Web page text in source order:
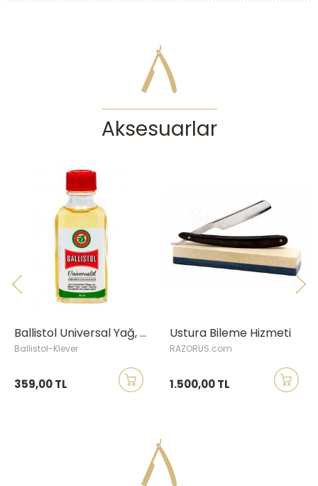
uğraştığı bir konuya girdik ve ustura restorasyonu bölümümüzü hayata
geçirdik. Buradaki amacımız, unutulmuş hazineleri yeniden
canlandırarak, bunları gelecek nesillere taşımak üzere, kıymetini
bilecek ustura sevdalısı dostlarımıza ulaştırmaktır.
Usturamız polisajlanmış, kayışlanmış, dezenfekte edilmiş ve koruma
amaçlı yağlanmıştır. Paketten çıkarıldığı haliyle tıraşa hazırdır.
Usturalar özel ilgi ve bakım isterler. Keskin ağız mutlaka darbelerden
bırakılmaması gereken usturanız, uzun süre kullanmayacağı
zamanlarda mutlaka ince bir yağ tabakasıyla korunmaya alınmalıdır.
Ustura, ıslak tıraşta deneyim sahibi olan, yüzünü, cildini ve
sakalını tanıyan tecrübeli kişilerin kullanımına uygun bir alettir. Yeterli
deneyimi olmayan kişilerin elinde ustura ciddi kazalara ve
yaralanmalara yol açabilir. Islak tıraşı seven ancak yeterince deneyim
sahibi olmayan bir kullanıcıysanız
klasik tıraş aletlerimizegöz
gezdirmenizi tavsiye ederiz.
***Sadece ustura gönderilmektedir; stantlı resim görsel amaçlı
eklenmiştir.
Aksesuarlar
Ballistol Universal Yağ, 50 ml
Ballistol-Klever
359,00 TL
Ustura Bileme Hizmeti
RAZORUS.com
1.500,00 TL